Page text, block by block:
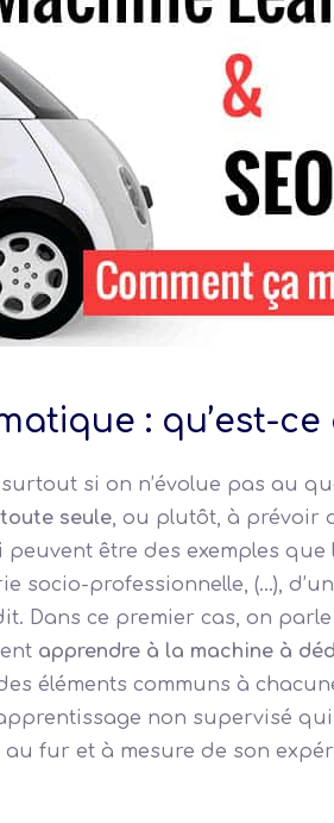
: qu’est-ce
si on n’évolue pas au
seule, ou plutôt, à prévoir
peuvent être des exemples
professionnelle, (…),
Dans ce premier cas, on
apprendre à la machine à
éléments communs à
non supervisé
au fur et à mesure de son